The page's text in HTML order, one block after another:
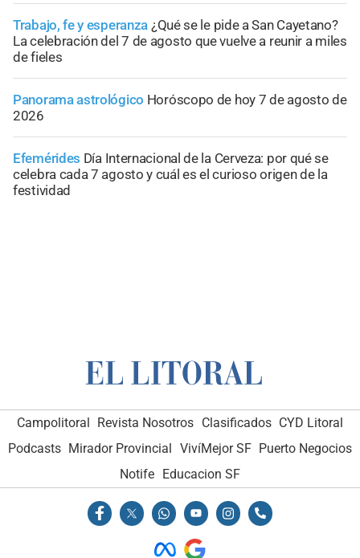
Trabajo, fe y esperanza ¿Qué se le pide a San Cayetano?
La celebración del 7 de agosto que vuelve a reunir a miles
de fieles
Panorama astrológico Horóscopo de hoy 7 de agosto de
2026
Efemérides Día Internacional de la Cerveza: por qué se
celebra cada 7 agosto y cuál es el curioso origen de la
festividad
Campolitoral Revista Nosotros Clasificados CYD Litoral
Podcasts Mirador Provincial VivíMejor SF Puerto Negocios
Notife
Educacion SF